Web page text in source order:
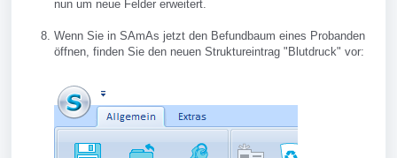
nun um neue Felder erweitert.
Wenn Sie in SAmAs jetzt den Befundbaum eines Probanden
öffnen, finden Sie den neuen Struktureintrag "Blutdruck" vor: